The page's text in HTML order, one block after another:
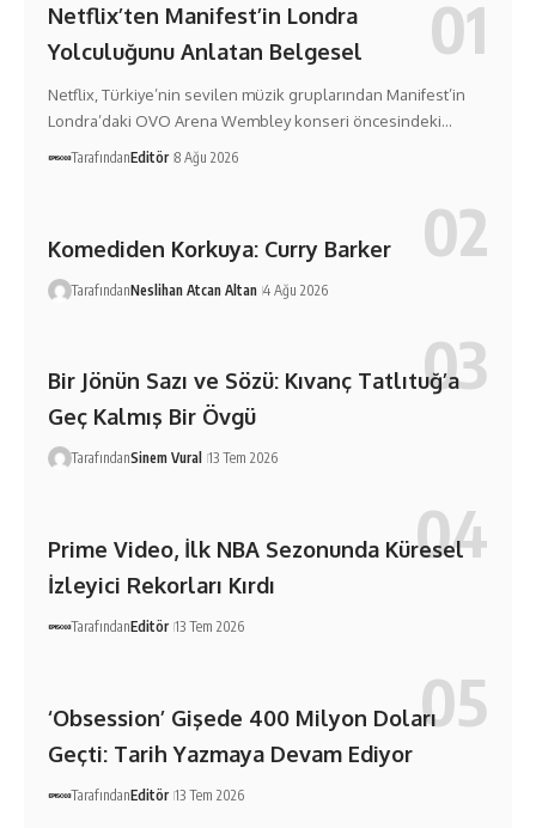
Netflix’ten Manifest’in Londra
Yolculuğunu Anlatan Belgesel
Netflix, Türkiye’nin sevilen müzik gruplarından Manifest’in
Londra’daki OVO Arena Wembley konseri öncesindeki…
TarafındanEditör 8 Ağu 2026
Komediden Korkuya: Curry Barker
TarafındanNeslihan Atcan Altan 4 Ağu 2026
Bir Jönün Sazı ve Sözü: Kıvanç Tatlıtuğ’a
Geç Kalmış Bir Övgü
TarafındanSinem Vural 13 Tem 2026
Prime Video, İlk NBA Sezonunda Küresel
İzleyici Rekorları Kırdı
TarafındanEditör 13 Tem 2026
‘Obsession’ Gişede 400 Milyon Doları
Geçti: Tarih Yazmaya Devam Ediyor
TarafındanEditör 13 Tem 2026